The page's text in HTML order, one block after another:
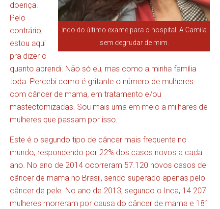
Indo do último exame para o hospital. A Camila
sem degrudar de mim.
doença.
Pelo
contrário,
estou aqui
pra dizer o
quanto aprendi. Não só eu, mas como a minha família
toda. Percebi como é gritante o número de mulheres
com câncer de mama, em tratamento e/ou
mastectomizadas. Sou mais uma em meio a milhares de
mulheres que passam por isso.
Este é o segundo tipo de câncer mais frequente no
mundo, respondendo por 22% dos casos novos a cada
ano. No ano de 2014 ocorreram 57.120 novos casos de
câncer de mama no Brasil, sendo superado apenas pelo
câncer de pele. No ano de 2013, segundo o Inca, 14.207
mulheres morreram por causa do câncer de mama e 181